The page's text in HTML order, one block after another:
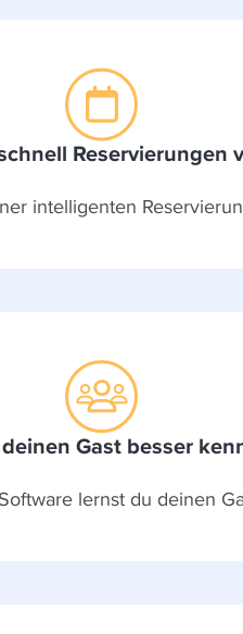
Reservierungen
intelligenten
Gast besser
lernst du deinen